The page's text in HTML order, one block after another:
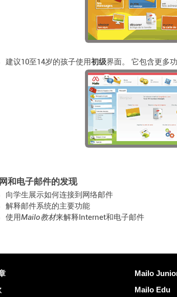
建议10至14岁的孩子使用初级界面。 它包含更多
和电子邮件的发现
向学生展示如何连接到网络邮件
解释邮件系统的主要功能
使用Mailo教材来解释Internet和电子邮件
发现Mailo
Mailo
Mailo Edu